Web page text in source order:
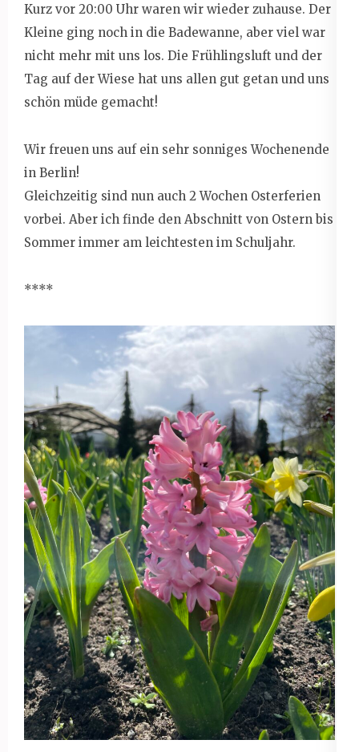
Kurz vor 20:00 Uhr waren wir wieder zuhause. Der
Kleine ging noch in die Badewanne, aber viel war
nicht mehr mit uns los. Die Frühlingsluft und der
Tag auf der Wiese hat uns allen gut getan und uns
schön müde gemacht!
Wir freuen uns auf ein sehr sonniges Wochenende
in Berlin!
Gleichzeitig sind nun auch 2 Wochen Osterferien
vorbei. Aber ich finde den Abschnitt von Ostern bis
Sommer immer am leichtesten im Schuljahr.
****